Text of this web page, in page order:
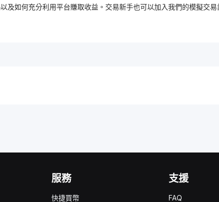
如何充分利用平台賺取收益。交易新手也可以加入我們的模擬交
服務
快捷買幣
支援
FAQ